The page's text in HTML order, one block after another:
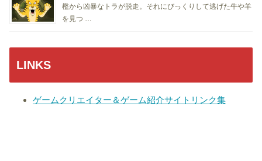
檻から凶暴なトラが脱走。それにびっくりして逃げた牛や羊
を見つ …
LINKS
ゲームクリエイター＆ゲーム紹介サイトリンク集